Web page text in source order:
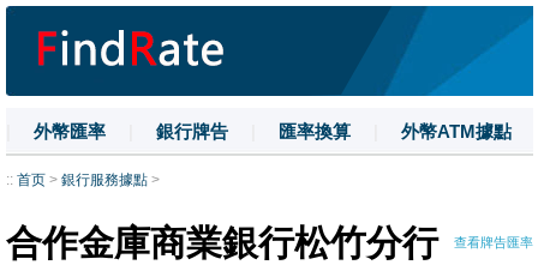
外幣匯率 銀行牌告 匯率換算 外幣ATM據點
| 名詞解釋 | 換匯技巧
:: 首页 > 銀行服務據點 >
合作金庫商業銀行松竹分行 查看牌告匯率